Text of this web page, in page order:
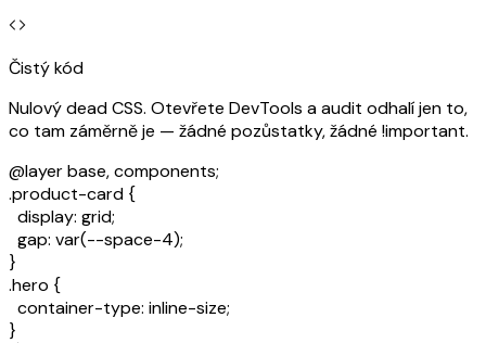
Čistý kód
Nulový dead CSS. Otevřete DevTools a audit odhalí jen to,
co tam záměrně je — žádné pozůstatky, žádné !important.
@layerbase, components;
.product-card {
display: grid;
gap: var(--space-4);
}
.hero {
container-type: inline-size;
}